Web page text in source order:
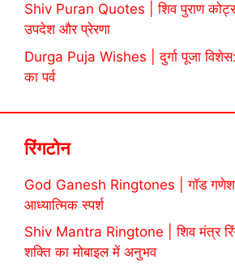
Shiv Puran Quotes | शिव पुराण
उपदेश और प्रेरणा
Durga Puja Wishes | दुर्गा पूजा
का पर्व
रिंगटोन
God Ganesh Ringtones | गॉड गणेश
आध्यात्मिक स्पर्श
Shiv Mantra Ringtone | शिव मंत्र
शक्ति का मोबाइल में अनुभव